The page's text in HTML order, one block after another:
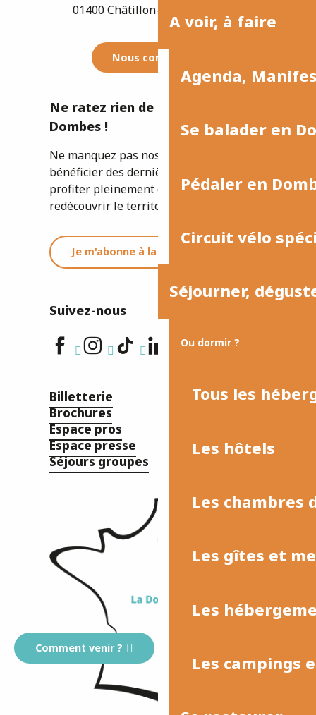
A voir, à faire
Agenda,
Se balader en
Pédaler en
Circuit vélo
Séjourner,
Ou dormir ?
Tous les
Les hôtels
Les chambres
Les gîtes et
Les
Les campings
01400 Châtillon-sur-Chalaronne
Nous contacter
Ne ratez rien de l'actualité de la
Dombes !
Ne manquez pas nos newsletters pour
bénéficier des dernières informations et
profiter pleinement de votre séjour ou
redécouvrir le territoire.
Je m'abonne à la newsletter
Suivez-nous
Billetterie
Brochures
Espace pros
Espace presse
Séjours groupes
Comment venir ?